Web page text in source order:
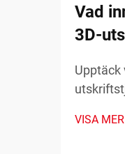
Vad
3D-
Upptäck
begäran
VISA MER